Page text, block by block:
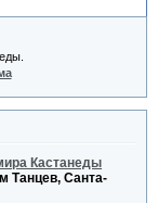
Кастанеды
Танцев, Санта-